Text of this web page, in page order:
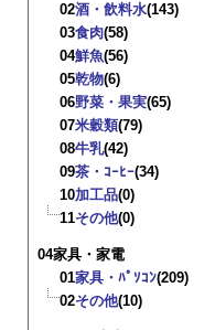
02酒・飲料水(143)
03食肉(58)
04鮮魚(56)
05乾物(6)
06野菜・果実(65)
07米穀類(79)
08牛乳(42)
09茶・ｺｰﾋｰ(34)
10加工品(0)
11その他(0)
04家具・家電
01家具・ﾊﾟｿｺﾝ(209)
02その他(10)